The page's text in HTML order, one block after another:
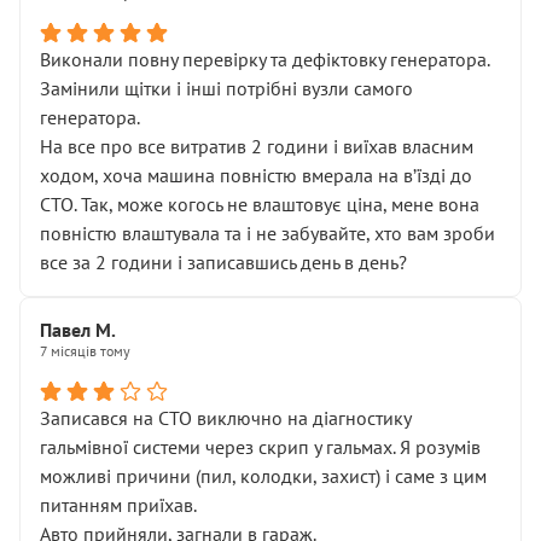
Виконали повну перевірку та дефіктовку генератора.
Замінили щітки і інші потрібні вузли самого
генератора.
На все про все витратив 2 години і виїхав власним
ходом, хоча машина повністю вмерала на вʼїзді до
СТО. Так, може когось не влаштовує ціна, мене вона
повністю влаштувала та і не забувайте, хто вам зроби
все за 2 години і записавшись день в день?
Павел М.
7 місяців тому
Записався на СТО виключно на діагностику
гальмівної системи через скрип у гальмах. Я розумів
можливі причини (пил, колодки, захист) і саме з цим
питанням приїхав.
Авто прийняли, загнали в гараж.